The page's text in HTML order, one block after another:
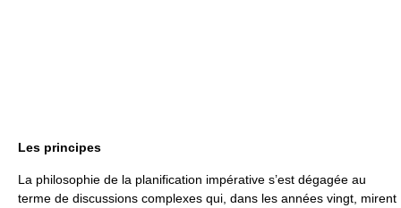
Les principes
La philosophie de la planification impérative s’est dégagée au
terme de discussions complexes qui, dans les années vingt, mirent